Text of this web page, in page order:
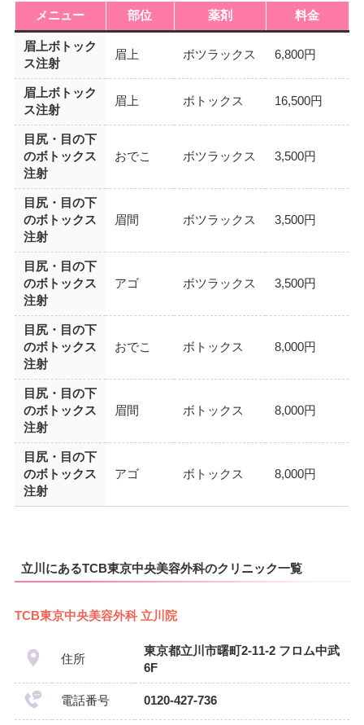
メニュー 部位 薬剤 料金
眉上ボトック
ス注射
眉上 ボツラックス 6,800円
眉上ボトック
ス注射
眉上 ボトックス 16,500円
目尻・目の下
のボトックス
注射
おでこ ボツラックス 3,500円
目尻・目の下
のボトックス
注射
眉間 ボツラックス 3,500円
目尻・目の下
のボトックス
注射
アゴ ボツラックス 3,500円
目尻・目の下
のボトックス
注射
おでこ ボトックス 8,000円
目尻・目の下
のボトックス
注射
眉間 ボトックス 8,000円
目尻・目の下
のボトックス
注射
アゴ ボトックス 8,000円
立川にあるTCB東京中央美容外科のクリニック一覧
TCB東京中央美容外科 立川院
住所
東京都立川市曙町2-11-2 フロム中武
6F
電話番号 0120-427-736